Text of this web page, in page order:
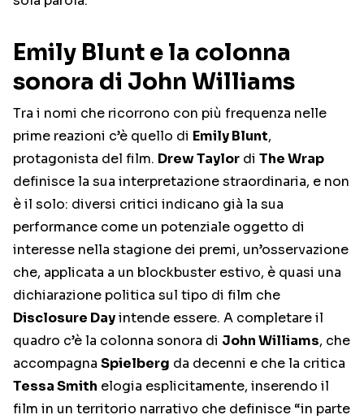
Emily Blunt e la colonna
sonora di John Williams
Tra i nomi che ricorrono con più frequenza nelle
prime reazioni c’è quello di Emily Blunt,
protagonista del film. Drew Taylor di The Wrap
definisce la sua interpretazione straordinaria, e non
è il solo: diversi critici indicano già la sua
performance come un potenziale oggetto di
interesse nella stagione dei premi, un’osservazione
che, applicata a un blockbuster estivo, è quasi una
dichiarazione politica sul tipo di film che
Disclosure Dayintende essere. A completare il
quadro c’è la colonna sonora di John Williams, che
accompagna Spielberg da decenni e che la critica
Tessa Smith elogia esplicitamente, inserendo il
film in un territorio narrativo che definisce “in parte